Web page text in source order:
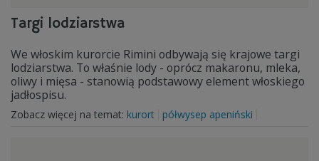
Targi lodziarstwa
We włoskim kurorcie Rimini odbywają się krajowe targi
lodziarstwa. To właśnie lody - oprócz makaronu, mleka,
oliwy i mięsa - stanowią podstawowy element włoskiego
jadłospisu.
Zobacz więcej na temat: kurort półwysep apeniński